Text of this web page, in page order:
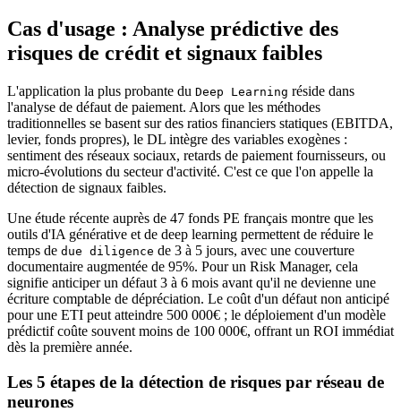
Cas d'usage : Analyse prédictive des
risques de crédit et signaux faibles
L'application la plus probante du Deep Learning réside dans
l'analyse de défaut de paiement. Alors que les méthodes
traditionnelles se basent sur des ratios financiers statiques (EBITDA,
levier, fonds propres), le DL intègre des variables exogènes :
sentiment des réseaux sociaux, retards de paiement fournisseurs, ou
micro-évolutions du secteur d'activité. C'est ce que l'on appelle la
détection de signaux faibles.
Une étude récente auprès de 47 fonds PE français montre que les
outils d'IA générative et de deep learning permettent de réduire le
temps de due diligence de 3 à 5 jours, avec une couverture
documentaire augmentée de 95%. Pour un Risk Manager, cela
signifie anticiper un défaut 3 à 6 mois avant qu'il ne devienne une
écriture comptable de dépréciation. Le coût d'un défaut non anticipé
pour une ETI peut atteindre 500 000€ ; le déploiement d'un modèle
prédictif coûte souvent moins de 100 000€, offrant un ROI immédiat
dès la première année.
Les 5 étapes de la détection de risques par réseau de
neurones